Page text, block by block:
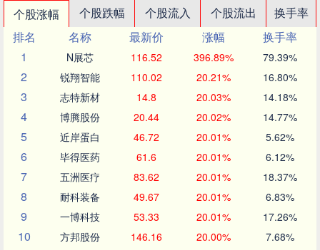
个股涨幅 个股跌幅 个股流入 个股流出
换手率
排名
名称 最新价 涨幅
换手率
1
N展芯 116.52 396.89% 79.39%
2 锐翔智能 110.02 20.21% 16.80%
3 志特新材 14.8 20.03% 14.18%
4 博腾股份 20.44 20.02% 14.77%
5 近岸蛋白 46.72 20.01% 5.62%
6 毕得医药 61.6 20.01% 6.12%
7 五洲医疗 83.62 20.01% 18.37%
8 耐科装备 49.67 20.01% 6.83%
9 一博科技 53.33 20.01% 17.26%
10 方邦股份 146.16 20.00% 7.68%